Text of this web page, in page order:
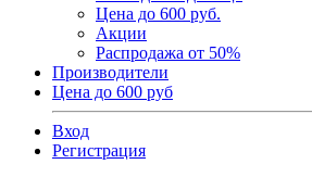
Цена до 600 руб.
Акции
Распродажа от 50%
Производители
Цена до 600 руб
Вход
Регистрация